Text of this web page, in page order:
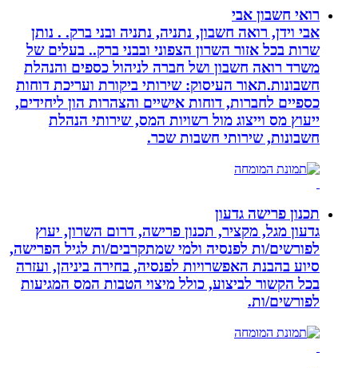
רואי חשבון אבי
אבי וידן, רואה חשבון, נתניה, נתניה ובני ברק. . נותן
שרות בכל אזור השרון הצפוני ובבני ברק.. בעלים של
משרד רואה חשבון ושל חברה לניהול כספים והנהלת
חשבונות.תאור העיסוק: שירותי ביקורת ועריכת דוחות
כספיים לחברות, דוחות אישיים והצהרות הון ליחידים,
ייעוץ מס וייצוג מול רשויות המס, שירותי הנהלת
חשבונות, שירותי חשבות שכר.
תכנון פרישה גדעון
גדעון מגל, מקציר, תכנון פרישה, דרום השרון, יעוץ
לפורשים/ות לפנסיה ולמי שמתקרבים/ות לגיל הפרישה,
סיוע בהבנת האפשרויות לפנסיה, בחירה ביניהן, ועזרה
בכל הקשור לביצוע, כולל מיצוי הטבות המס המגיעות
לפורשים/ות.